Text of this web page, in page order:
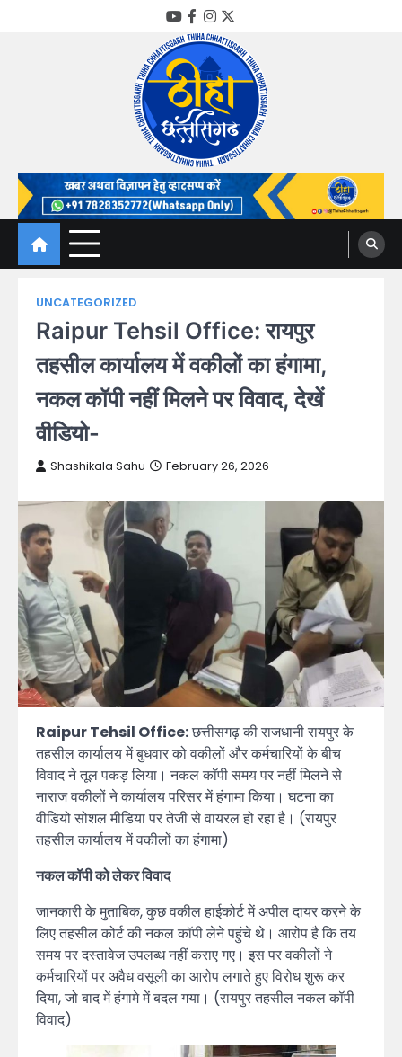
YouTube
Facebook
Instagram
Twitter
Thiha Chhattisgarh
गोठ जन-जन के
UNCATEGORIZED
Raipur Tehsil Office: रायपुर
तहसील कार्यालय में वकीलों का हंगामा,
नकल कॉपी नहीं मिलने पर विवाद, देखें
वीडियो-
Shashikala Sahu February 26, 2026
Raipur Tehsil Office:छत्तीसगढ़ की राजधानी रायपुर के
तहसील कार्यालय में बुधवार को वकीलों और कर्मचारियों के बीच
विवाद ने तूल पकड़ लिया। नकल कॉपी समय पर नहीं मिलने से
नाराज वकीलों ने कार्यालय परिसर में हंगामा किया। घटना का
वीडियो सोशल मीडिया पर तेजी से वायरल हो रहा है। (रायपुर
तहसील कार्यालय में वकीलों का हंगामा)
नकल कॉपी को लेकर विवाद
जानकारी के मुताबिक, कुछ वकील हाईकोर्ट में अपील दायर करने के
लिए तहसील कोर्ट की नकल कॉपी लेने पहुंचे थे। आरोप है कि तय
समय पर दस्तावेज उपलब्ध नहीं कराए गए। इस पर वकीलों ने
कर्मचारियों पर अवैध वसूली का आरोप लगाते हुए विरोध शुरू कर
दिया, जो बाद में हंगामे में बदल गया। (रायपुर तहसील नकल कॉपी
विवाद)